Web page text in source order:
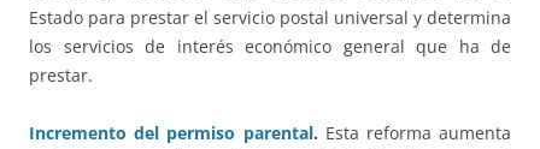
Estado para prestar el servicio postal universal y determina
los servicios de interés económico general que ha de
prestar.
Incremento del permiso parental. Esta reforma aumenta